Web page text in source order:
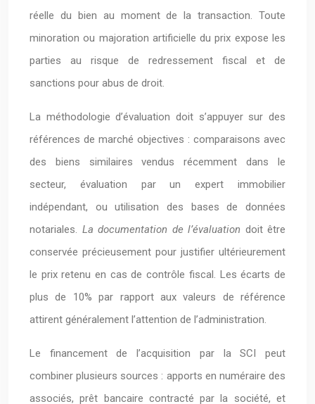
réelle du bien au moment de la transaction. Toute
minoration ou majoration artificielle du prix expose les
parties au risque de redressement fiscal et de
sanctions pour abus de droit.
La méthodologie d’évaluation doit s’appuyer sur des
références de marché objectives : comparaisons avec
des biens similaires vendus récemment dans le
secteur, évaluation par un expert immobilier
indépendant, ou utilisation des bases de données
notariales. La documentation de l’évaluation doit être
conservée précieusement pour justifier ultérieurement
le prix retenu en cas de contrôle fiscal. Les écarts de
plus de 10% par rapport aux valeurs de référence
attirent généralement l’attention de l’administration.
Le financement de l’acquisition par la SCI peut
combiner plusieurs sources : apports en numéraire des
associés, prêt bancaire contracté par la société, et